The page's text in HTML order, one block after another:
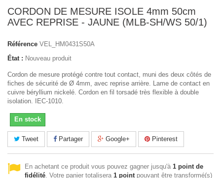
CORDON DE MESURE ISOLE 4mm 50cm
AVEC REPRISE - JAUNE (MLB-SH/WS 50/1)
Référence VEL_HM0431S50A
État : Nouveau produit
Cordon de mesure protégé contre tout contact, muni des deux côtés de
fiches de sécurité de Ø 4mm, avec reprise arrière. Lame de contact en
cuivre béryllium nickelé. Cordon en fil torsadé très flexible à double
isolation. IEC-1010.
En stock
Tweet Partager Google+ Pinterest
En achetant ce produit vous pouvez gagner jusqu'à 1 point de
fidélité. Votre panier totalisera 1 pointpouvant être transformé(s)